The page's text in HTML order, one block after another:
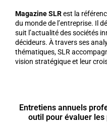
Magazine SLRest la
du monde de l’entreprise. Il
suit l’actualité des sociétés
décideurs. À travers ses
thématiques, SLR
vision stratégique et leur
Entretiens annuels
outil pour évaluer